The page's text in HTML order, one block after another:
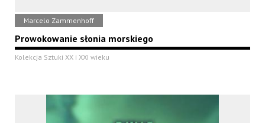
Marcelo Zammenhoff
Prowokowanie słonia morskiego
Kolekcja Sztuki XX i XXI wieku